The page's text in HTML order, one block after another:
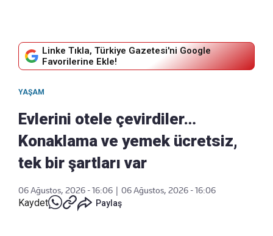
Linke Tıkla, Türkiye Gazetesi'ni Google
Favorilerine Ekle!
YAŞAM
Evlerini otele çevirdiler…
Konaklama ve yemek ücretsiz,
tek bir şartları var
06 Ağustos, 2026 - 16:06 06 Ağustos, 2026 - 16:06
Kaydet Paylaş